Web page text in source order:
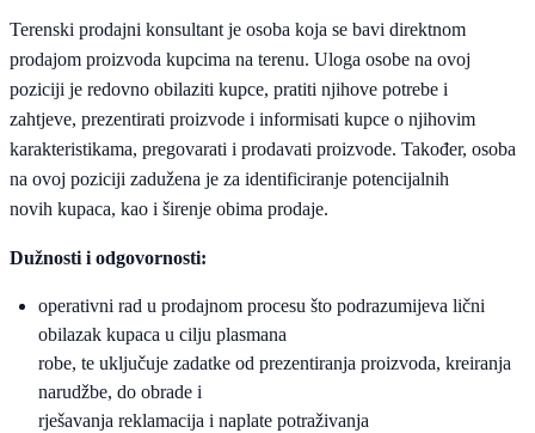
Terenski prodajni konsultant je osoba koja se bavi direktnom
prodajom proizvoda kupcima na terenu. Uloga osobe na ovoj
poziciji je redovno obilaziti kupce, pratiti njihove potrebe i
zahtjeve, prezentirati proizvode i informisati kupce o njihovim
karakteristikama, pregovarati i prodavati proizvode. Također, osoba
na ovoj poziciji zadužena je za identificiranje potencijalnih
novih kupaca, kao i širenje obima prodaje.
Dužnosti i odgovornosti:
operativni rad u prodajnom procesu što podrazumijeva lični
obilazak kupaca u cilju plasmana
robe, te uključuje zadatke od prezentiranja proizvoda, kreiranja
narudžbe, do obrade i
rješavanja reklamacija i naplate potraživanja